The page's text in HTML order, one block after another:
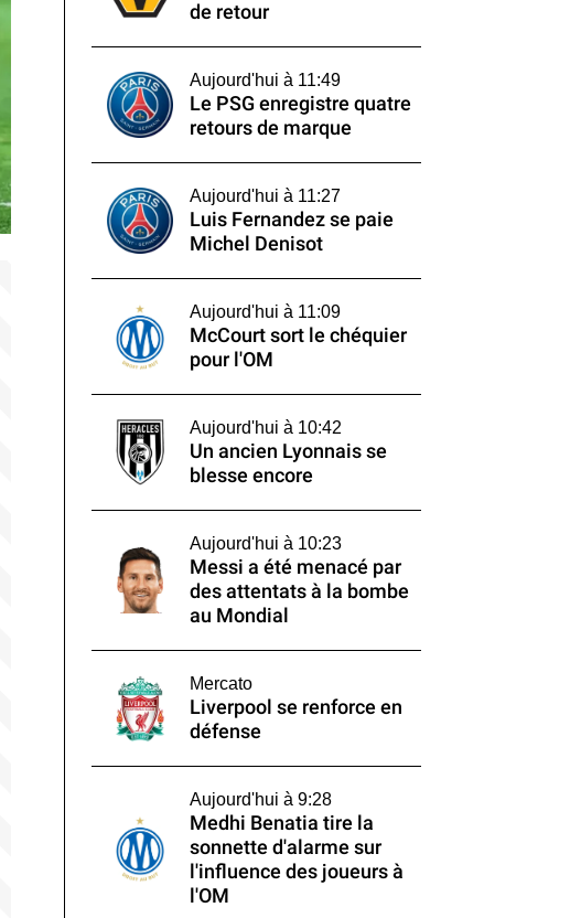
de retour
Aujourd'hui à 11:49
Le PSG enregistre quatre
retours de marque
Aujourd'hui à 11:27
Luis Fernandez se paie
Michel Denisot
Aujourd'hui à 11:09
McCourt sort le chéquier
pour l'OM
Aujourd'hui à 10:42
Un ancien Lyonnais se
blesse encore
Aujourd'hui à 10:23
Messi a été menacé par
des attentats à la bombe
au Mondial
Mercato
Liverpool se renforce en
défense
Aujourd'hui à 9:28
Medhi Benatia tire la
sonnette d'alarme sur
l'influence des joueurs à
l'OM